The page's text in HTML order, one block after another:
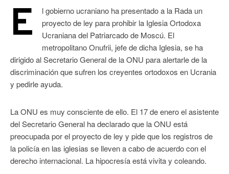
E
l gobierno ucraniano ha presentado a la Rada un
proyecto de ley para prohibir la Iglesia Ortodoxa
Ucraniana del Patriarcado de Moscú. El
metropolitano Onufrii, jefe de dicha Iglesia, se ha
dirigido al Secretario General de la ONU para alertarle de la
discriminación que sufren los creyentes ortodoxos en Ucrania
y pedirle ayuda.
La ONU es muy consciente de ello. El 17 de enero el asistente
del Secretario General ha declarado que la ONU está
preocupada por el proyecto de ley y pide que los registros de
la policía en las iglesias se lleven a cabo de acuerdo con el
derecho internacional. La hipocresía está vivita y coleando.